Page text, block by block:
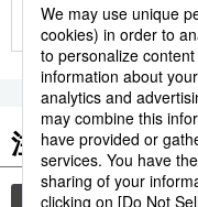
注目のキーワ
共同通信ニュース